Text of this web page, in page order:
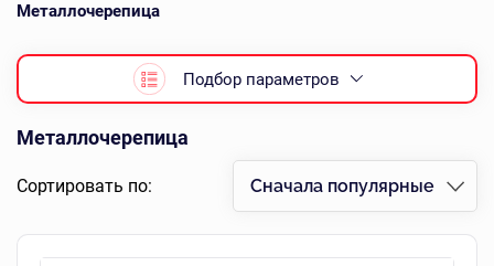
Металлочерепица
Подбор параметров
Металлочерепица
Сортировать по: Сначала популярные